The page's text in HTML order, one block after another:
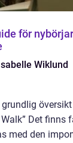
för
Wiklund
grundlig
Det finns
med den